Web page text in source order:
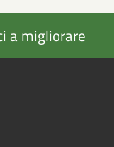
a migliorare